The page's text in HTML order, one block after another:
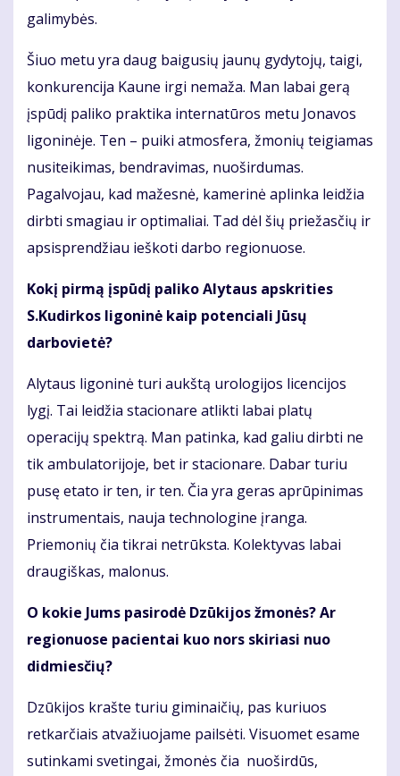
galimybės.
Šiuo metu yra daug baigusių jaunų gydytojų, taigi,
konkurencija Kaune irgi nemaža. Man labai gerą
įspūdį paliko praktika internatūros metu Jonavos
ligoninėje. Ten – puiki atmosfera, žmonių teigiamas
nusiteikimas, bendravimas, nuoširdumas.
Pagalvojau, kad mažesnė, kamerinė aplinka leidžia
dirbti smagiau ir optimaliai. Tad dėl šių priežasčių ir
apsisprendžiau ieškoti darbo regionuose.
Kokį pirmą įspūdį paliko Alytaus apskrities
S.Kudirkos ligoninė kaip potenciali Jūsų
darbovietė?
Alytaus ligoninė turi aukštą urologijos licencijos
lygį. Tai leidžia stacionare atlikti labai platų
operacijų spektrą. Man patinka, kad galiu dirbti ne
tik ambulatorijoje, bet ir stacionare. Dabar turiu
pusę etato ir ten, ir ten. Čia yra geras aprūpinimas
instrumentais, nauja technologine įranga.
Priemonių čia tikrai netrūksta. Kolektyvas labai
draugiškas, malonus.
O kokie Jums pasirodė Dzūkijos žmonės? Ar
regionuose pacientai kuo nors skiriasi nuo
didmiesčių?
Dzūkijos krašte turiu giminaičių, pas kuriuos
retkarčiais atvažiuojame pailsėti. Visuomet esame
sutinkami svetingai, žmonės čia nuoširdūs,